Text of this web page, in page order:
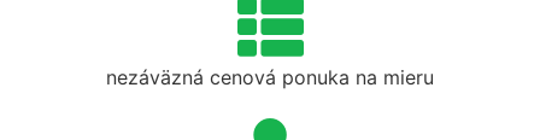
nezáväzná cenová ponuka na mieru